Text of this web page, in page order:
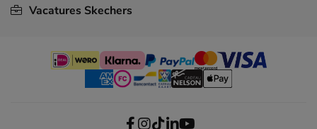
Vacatures Skechers